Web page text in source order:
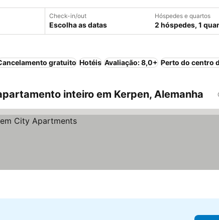
Check-in/out
Escolha as datas
Hóspedes e quartos
2 hóspedes, 1
gratuito Hotéis Avaliação: 8,0+ Perto do centro
inteiro em Kerpen, Alemanha